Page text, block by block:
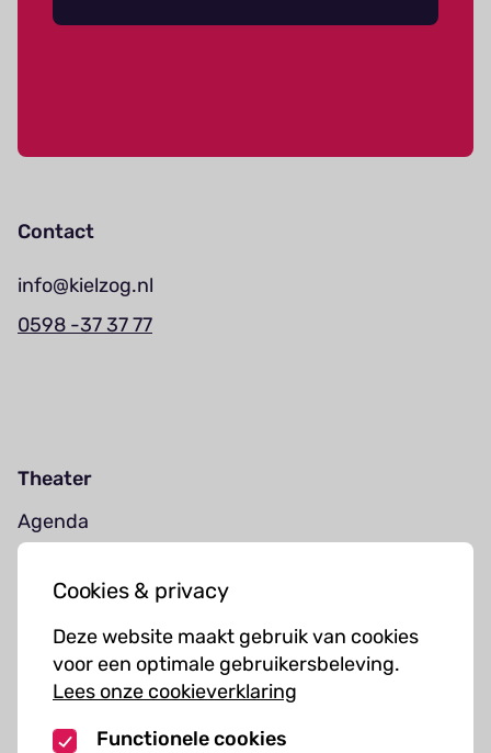
Cookies & privacy
Deze website maakt gebruik van cookies
voor een optimale gebruikersbeleving.
Lees onze cookieverklaring
Functionele cookies
Contact
info@kielzog.nl
0598 -37 37 77
Theater
Agenda
Muziekcursussen
Kunst cursussen